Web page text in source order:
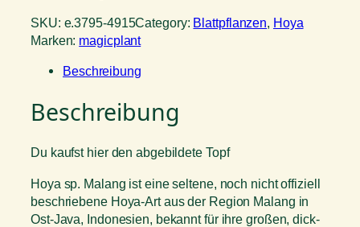
SKU: e.3795-4915Category: Blattpflanzen, Hoya
Marken: magicplant
Beschreibung
Beschreibung
Du kaufst hier den abgebildete Topf
Hoya sp. Malang ist eine seltene, noch nicht offiziell
beschriebene Hoya-Art aus der Region Malang in
Ost-Java, Indonesien, bekannt für ihre großen, dick-